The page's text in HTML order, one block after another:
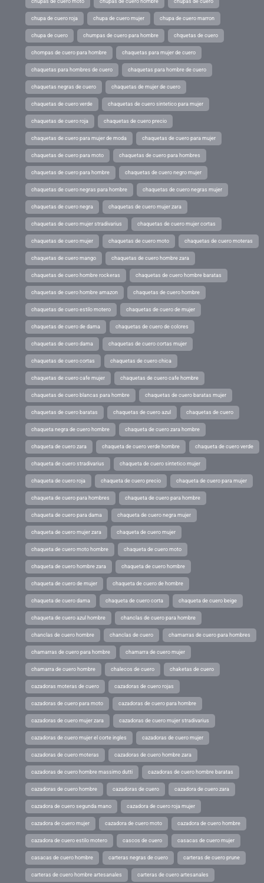
chupas de cuero moto chupas de cuero hombre chupas de cuero
chupa de cuero roja chupa de cuero mujer chupa de cuero marron
chupa de cuero chumpas de cuero para hombre chquetas de cuero
chompas de cuero para hombre chaquetas para mujer de cuero
chaquetas para hombres de cuero chaquetas para hombre de cuero
chaquetas negras de cuero chaquetas de mujer de cuero
chaquetas de cuero verde chaquetas de cuero sintetico para mujer
chaquetas de cuero roja chaquetas de cuero precio
chaquetas de cuero para mujer de moda chaquetas de cuero para mujer
chaquetas de cuero para moto chaquetas de cuero para hombres
chaquetas de cuero para hombre chaquetas de cuero negro mujer
chaquetas de cuero negras para hombre chaquetas de cuero negras mujer
chaquetas de cuero negra chaquetas de cuero mujer zara
chaquetas de cuero mujer stradivarius chaquetas de cuero mujer cortas
chaquetas de cuero mujer chaquetas de cuero moto chaquetas de cuero moteras
chaquetas de cuero mango chaquetas de cuero hombre zara
chaquetas de cuero hombre rockeras chaquetas de cuero hombre baratas
chaquetas de cuero hombre amazon chaquetas de cuero hombre
chaquetas de cuero estilo motero chaquetas de cuero de mujer
chaquetas de cuero de dama chaquetas de cuero de colores
chaquetas de cuero dama chaquetas de cuero cortas mujer
chaquetas de cuero cortas chaquetas de cuero chica
chaquetas de cuero cafe mujer chaquetas de cuero cafe hombre
chaquetas de cuero blancas para hombre chaquetas de cuero baratas mujer
chaquetas de cuero baratas chaquetas de cuero azul chaquetas de cuero
chaqueta negra de cuero hombre chaqueta de cuero zara hombre
chaqueta de cuero zara chaqueta de cuero verde hombre chaqueta de cuero verde
chaqueta de cuero stradivarius chaqueta de cuero sintetico mujer
chaqueta de cuero roja chaqueta de cuero precio chaqueta de cuero para mujer
chaqueta de cuero para hombres chaqueta de cuero para hombre
chaqueta de cuero para dama chaqueta de cuero negra mujer
chaqueta de cuero mujer zara chaqueta de cuero mujer
chaqueta de cuero moto hombre chaqueta de cuero moto
chaqueta de cuero hombre zara chaqueta de cuero hombre
chaqueta de cuero de mujer chaqueta de cuero de hombre
chaqueta de cuero dama chaqueta de cuero corta chaqueta de cuero beige
chaqueta de cuero azul hombre chanclas de cuero para hombre
chanclas de cuero hombre chanclas de cuero chamarras de cuero para hombres
chamarras de cuero para hombre chamarra de cuero mujer
chamarra de cuero hombre chalecos de cuero chaketas de cuero
cazadoras moteras de cuero cazadoras de cuero rojas
cazadoras de cuero para moto cazadoras de cuero para hombre
cazadoras de cuero mujer zara cazadoras de cuero mujer stradivarius
cazadoras de cuero mujer el corte ingles cazadoras de cuero mujer
cazadoras de cuero moteras cazadoras de cuero hombre zara
cazadoras de cuero hombre massimo dutti cazadoras de cuero hombre baratas
cazadoras de cuero hombre cazadoras de cuero cazadora de cuero zara
cazadora de cuero segunda mano cazadora de cuero roja mujer
cazadora de cuero mujer cazadora de cuero moto cazadora de cuero hombre
cazadora de cuero estilo motero cascos de cuero casacas de cuero mujer
casacas de cuero hombre carteras negras de cuero carteras de cuero prune
carteras de cuero hombre artesanales carteras de cuero artesanales